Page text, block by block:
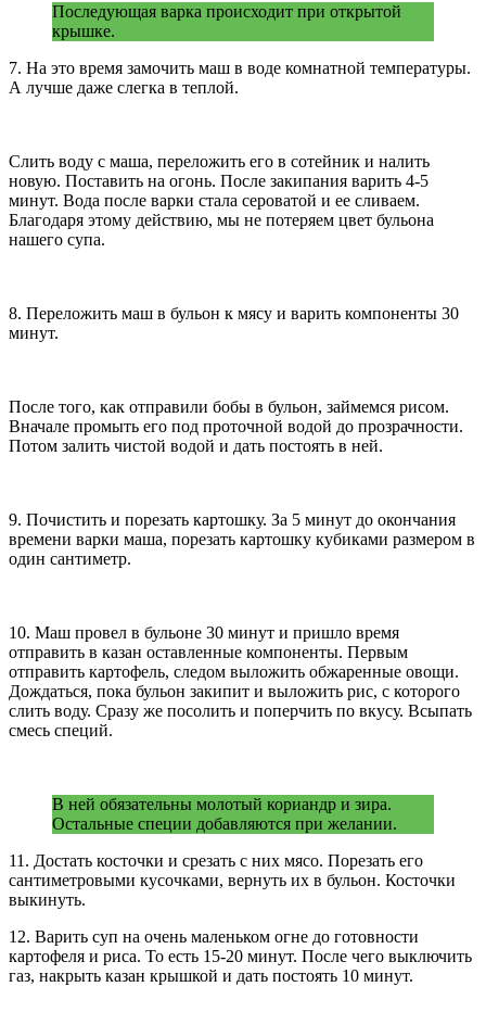
Последующая варка происходит при открытой
крышке.
7. На это время замочить маш в воде комнатной температуры.
А лучше даже слегка в теплой.
Слить воду с маша, переложить его в сотейник и налить
новую. Поставить на огонь. После закипания варить 4-5
минут. Вода после варки стала сероватой и ее сливаем.
Благодаря этому действию, мы не потеряем цвет бульона
нашего супа.
8. Переложить маш в бульон к мясу и варить компоненты 30
минут.
После того, как отправили бобы в бульон, займемся рисом.
Вначале промыть его под проточной водой до прозрачности.
Потом залить чистой водой и дать постоять в ней.
9. Почистить и порезать картошку. За 5 минут до окончания
времени варки маша, порезать картошку кубиками размером в
один сантиметр.
10. Маш провел в бульоне 30 минут и пришло время
отправить в казан оставленные компоненты. Первым
отправить картофель, следом выложить обжаренные овощи.
Дождаться, пока бульон закипит и выложить рис, с которого
слить воду. Сразу же посолить и поперчить по вкусу. Всыпать
смесь специй.
В ней обязательны молотый кориандр и зира.
Остальные специи добавляются при желании.
11. Достать косточки и срезать с них мясо. Порезать его
сантиметровыми кусочками, вернуть их в бульон. Косточки
выкинуть.
12. Варить суп на очень маленьком огне до готовности
картофеля и риса. То есть 15-20 минут. После чего выключить
газ, накрыть казан крышкой и дать постоять 10 минут.